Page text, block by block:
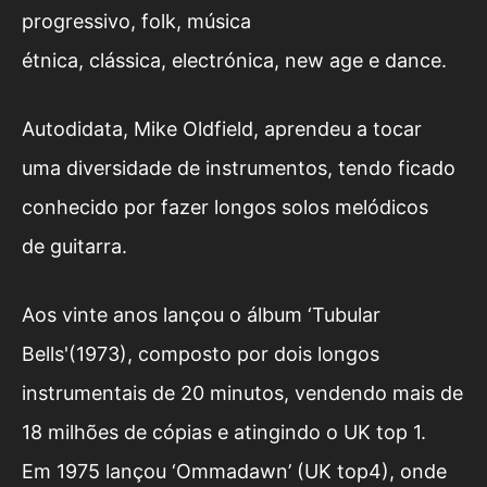
progressivo, folk, música
étnica, clássica, electrónica, new age e dance.
Autodidata, Mike Oldfield, aprendeu a tocar
uma diversidade de instrumentos, tendo ficado
conhecido por fazer longos solos melódicos
de guitarra.
Aos vinte anos lançou o álbum ‘Tubular
Bells'(1973), composto por dois longos
instrumentais de 20 minutos, vendendo mais de
18 milhões de cópias e atingindo o UK top 1.
Em 1975 lançou ‘Ommadawn’ (UK top4), onde